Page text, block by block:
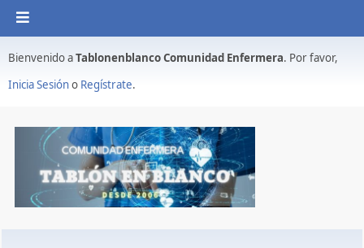
Bienvenido aTablonenblanco Comunidad Enfermera. Por favor,
Inicia Sesióno Regístrate.